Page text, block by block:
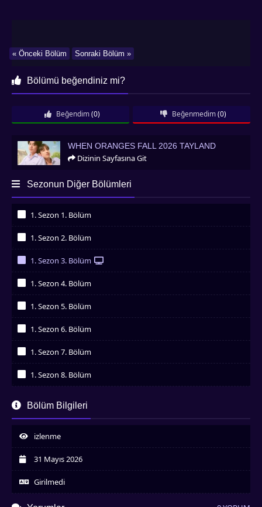
Sonraki Bölüm »
« Önceki Bölüm
Bölümü beğendiniz mi?
Beğendim (0) Beğenmedim (0)
When Oranges Fall 2026 Tayland
WHEN ORANGES FALL 2026 TAYLAND
Dizinin Sayfasına Git
Sezonun Diğer Bölümleri
1. Sezon 1. Bölüm
1. Sezon 2. Bölüm
1. Sezon 3. Bölüm
1. Sezon 4. Bölüm
1. Sezon 5. Bölüm
1. Sezon 6. Bölüm
1. Sezon 7. Bölüm
1. Sezon 8. Bölüm
İzledim
İzledim
1. Sezon 10. Bölüm
İzledim
İzledim
1. Sezon 12. Bölüm
Bölüm Bilgileri
izlenme
31 Mayıs 2026
Girilmedi